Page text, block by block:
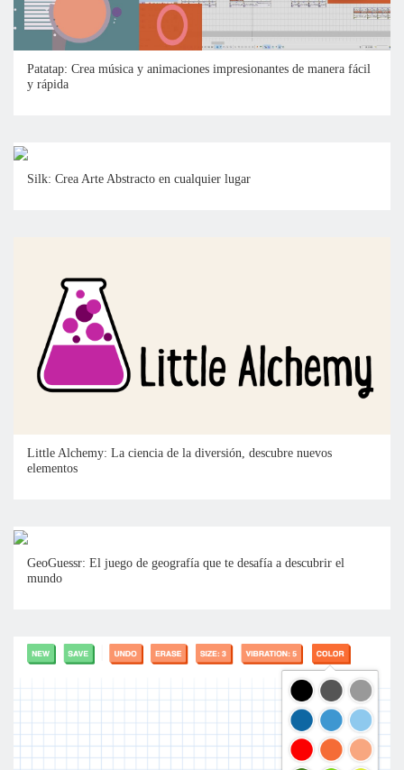
Patatap: Crea música y animaciones impresionantes de manera fácil
y rápida
Silk: Crea Arte Abstracto en cualquier lugar
Little Alchemy: La ciencia de la diversión, descubre nuevos
elementos
GeoGuessr: El juego de geografía que te desafía a descubrir el
mundo